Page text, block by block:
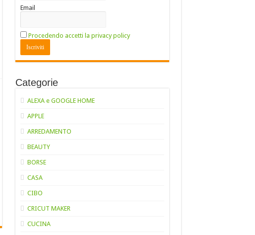
Email
Procedendo accetti la privacy policy
Categorie
ALEXA e GOOGLE HOME
APPLE
ARREDAMENTO
BEAUTY
BORSE
CASA
CIBO
CRICUT MAKER
CUCINA